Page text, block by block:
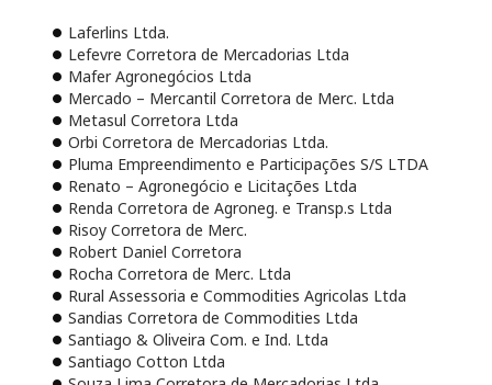
Laferlins Ltda.
Lefevre Corretora de Mercadorias Ltda
Mafer Agronegócios Ltda
Mercado – Mercantil Corretora de Merc. Ltda
Metasul Corretora Ltda
Orbi Corretora de Mercadorias Ltda.
Pluma Empreendimento e Participações S/S LTDA
Renato – Agronegócio e Licitações Ltda
Renda Corretora de Agroneg. e Transp.s Ltda
Risoy Corretora de Merc.
Robert Daniel Corretora
Rocha Corretora de Merc. Ltda
Rural Assessoria e Commodities Agricolas Ltda
Sandias Corretora de Commodities Ltda
Santiago & Oliveira Com. e Ind. Ltda
Santiago Cotton Ltda